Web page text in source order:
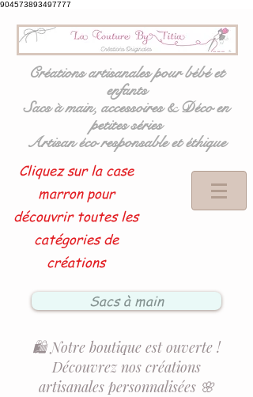
904573893497777
Créations artisanales pour bébé et
enfants
Sacs à main, accessoires & Déco en
petites séries
Artisan éco responsable et éthique
Cliquez sur la case
marron pour
découvrir toutes les
catégories de
créations
Sacs à main
🛍️ Notre boutique est ouverte !
Découvrez nos créations
artisanales personnalisées 🌸